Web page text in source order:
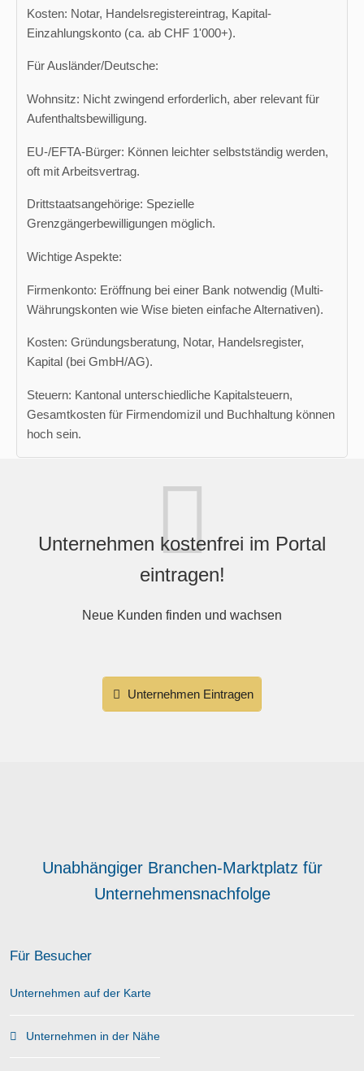
Kosten: Notar, Handelsregistereintrag, Kapital-
Einzahlungskonto (ca. ab CHF 1'000+).
Für Ausländer/Deutsche:
Wohnsitz: Nicht zwingend erforderlich, aber relevant für
Aufenthaltsbewilligung.
EU-/EFTA-Bürger: Können leichter selbstständig werden,
oft mit Arbeitsvertrag.
Drittstaatsangehörige: Spezielle
Grenzgängerbewilligungen möglich.
Wichtige Aspekte:
Firmenkonto: Eröffnung bei einer Bank notwendig (Multi-
Währungskonten wie Wise bieten einfache Alternativen).
Kosten: Gründungsberatung, Notar, Handelsregister,
Kapital (bei GmbH/AG).
Steuern: Kantonal unterschiedliche Kapitalsteuern,
Gesamtkosten für Firmendomizil und Buchhaltung können
hoch sein.
Unternehmen kostenfrei im Portal
eintragen!
Neue Kunden finden und wachsen
Unternehmen Eintragen
Unabhängiger Branchen-Marktplatz für
Unternehmensnachfolge
Für Besucher
Unternehmen auf der Karte
Unternehmen in der Nähe